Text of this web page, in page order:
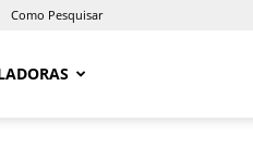
Como Pesquisar